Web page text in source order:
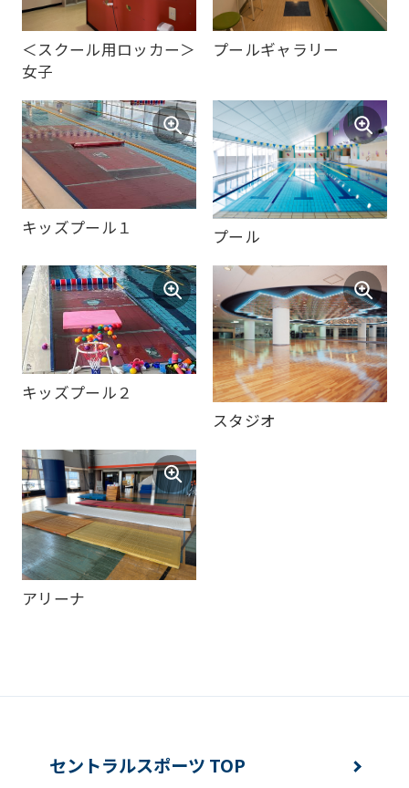
＜スクール用ロッカー＞
女子
プールギャラリー
キッズプール１ プール
キッズプール２
スタジオ
アリーナ
link
below
automatic
translation)
to
return
to
top
page.
However,
if
you
use
this
will
セントラルスポーツ TOP